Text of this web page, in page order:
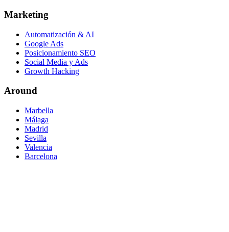
Marketing
Automatización & AI
Google Ads
Posicionamiento SEO
Social Media y Ads
Growth Hacking
Around
Marbella
Málaga
Madrid
Sevilla
Valencia
Barcelona